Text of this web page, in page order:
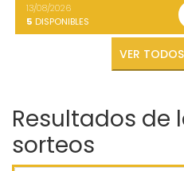
13/08/2026
5 DISPONIBLES
Resultados de
sorteos